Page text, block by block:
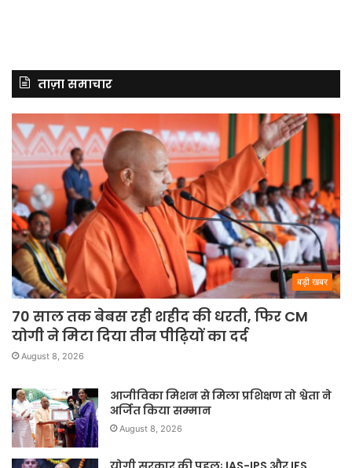
ताज़ा समाचार
बड़ी खबर
70 साल तक बेबस रही शहीद की धरती, फिर CM
योगी ने मिटा दिया तीन पीढ़ियों का दर्द
August 8, 2026
आजीविका मिशन से मिला प्रशिक्षण तो श्वेता ने
अर्जित किया सम्मान
August 8, 2026